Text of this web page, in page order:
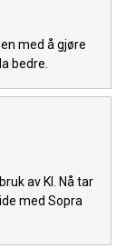
med å gjøre
bedre.
av KI. Nå tar
med Sopra